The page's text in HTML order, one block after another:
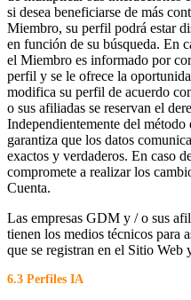
si desea beneficiarse de más
Miembro, su perfil podrá estar
en función de su búsqueda. En
el Miembro es informado por
perfil y se le ofrece la
modifica su perfil de acuerdo
o sus afiliadas se reservan el
Independientemente del
garantiza que los datos
exactos y verdaderos. En caso
compromete a realizar los
Cuenta.
Las empresas GDM y / o sus
tienen los medios técnicos para
que se registran en el Sitio Web
6.3 Perfiles IA